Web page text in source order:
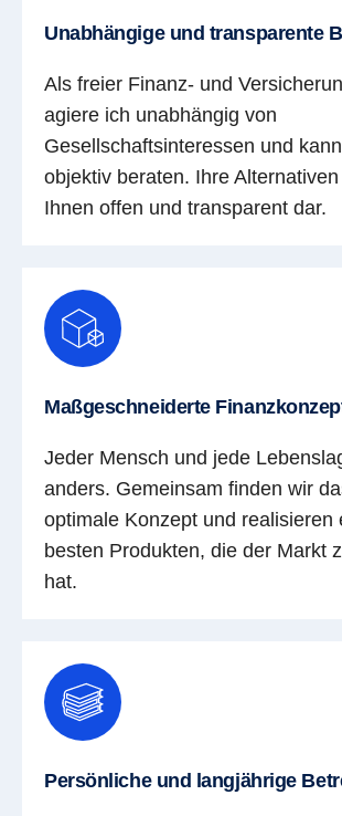
Unabhängige und transparente
Als freier Finanz- und
agiere ich unabhängig von
Gesellschaftsinteressen und
objektiv beraten. Ihre
Ihnen offen und transparent dar.
Maßgeschneiderte
Jeder Mensch und jede
anders. Gemeinsam finden wir
optimale Konzept und realisieren
besten Produkten, die der Markt
hat.
Persönliche und langjährige